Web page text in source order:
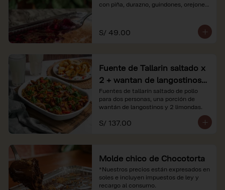
con piña, durazno, guindones, orejones
*Nuestros precios están expresados en
soles e incluyen impuestos de ley y
S/ 49.00
Fuente de Tallarin saltado x
2 + wantan de langostinos +
2 limonadas
Fuentes de tallarín saltado de pollo
para dos personas, una porción de
wantán de langostinos y 2 limondas.
S/ 137.00
Molde chico de Chocotorta
*Nuestros precios están expresados en
soles e incluyen impuestos de ley y
recargo al consumo.